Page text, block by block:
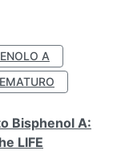
A
Bisphenol A:
LIFE